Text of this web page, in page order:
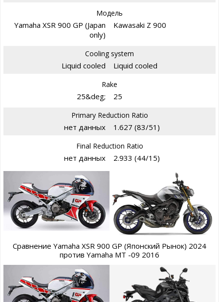
Модель
Yamaha XSR 900 GP (Japan
only)
Kawasaki Z 900
Cooling system
Liquid cooled Liquid cooled
Rake
25&deg; 25
Primary Reduction Ratio
нет данных 1.627 (83/51)
Final Reduction Ratio
нет данных 2.933 (44/15)
Сравнение Yamaha XSR 900 GP (Японский Рынок) 2024
против Yamaha MT -09 2016